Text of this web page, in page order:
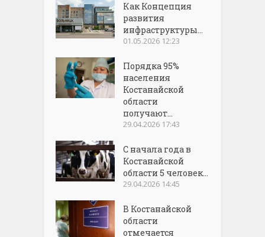
Как Концепция
развития
инфраструктуры...
01.05.2026 12:23
Порядка 95%
населения
Костанайской
области
получают...
29.04.2026 17:43
С начала года в
Костанайской
области 5 человек...
29.04.2026 14:45
В Костанайской
области
отмечается